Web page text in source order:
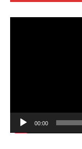
00:00